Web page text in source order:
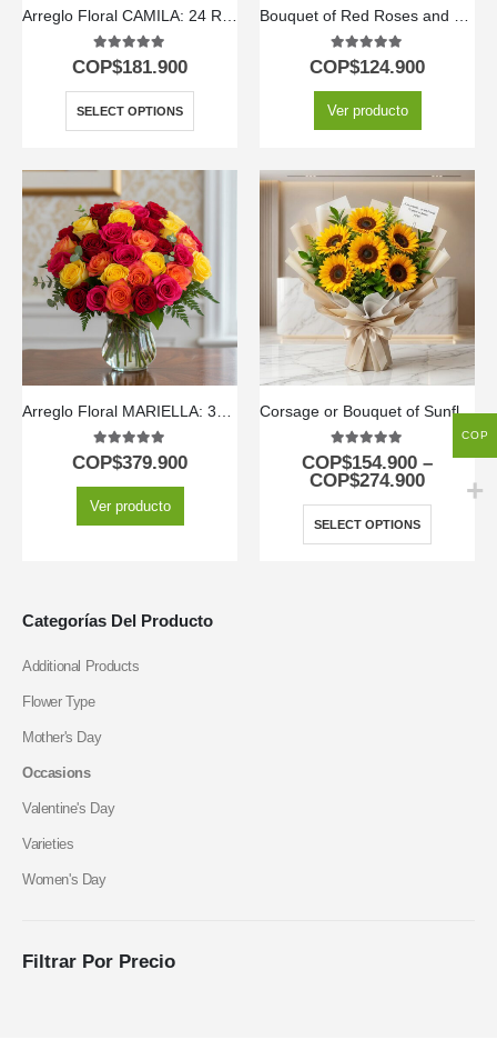
Arreglo Floral CAMILA: 24 Rosas Premium en Caja Corazón 🌹
5.00out of 5
COP$181.900
SELECT OPTIONS
Bouquet of Red Roses and Sunflowers
5.00out of 5
COP$124.900
Ver producto
Arreglo Floral MARIELLA: 36 Rosas Frescas Multicolor 🌹
5.00out of 5
COP$379.900
Ver producto
Corsage or Bouquet of Sunflowers
5.00out of 5
COP$154.900 –
COP$274.900
SELECT OPTIONS
Categorías Del Producto
Additional Products
Flower Type
Mother's Day
Occasions
Valentine's Day
Varieties
Women's Day
Filtrar Por Precio
COP